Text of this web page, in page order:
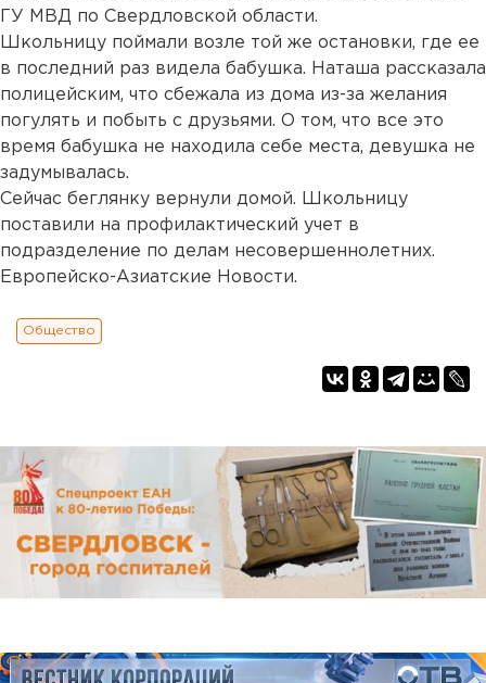
ГУ МВД по Свердловской области.
Школьницу поймали возле той же остановки, где ее
в последний раз видела бабушка. Наташа рассказала
полицейским, что сбежала из дома из-за желания
погулять и побыть с друзьями. О том, что все это
время бабушка не находила себе места, девушка не
задумывалась.
Сейчас беглянку вернули домой. Школьницу
поставили на профилактический учет в
подразделение по делам несовершеннолетних.
Европейско-Азиатские Новости.
Общество